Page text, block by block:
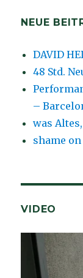
NEUE
DAVID
48 Std.
–
was
shame on
VIDEO
Video-
Player